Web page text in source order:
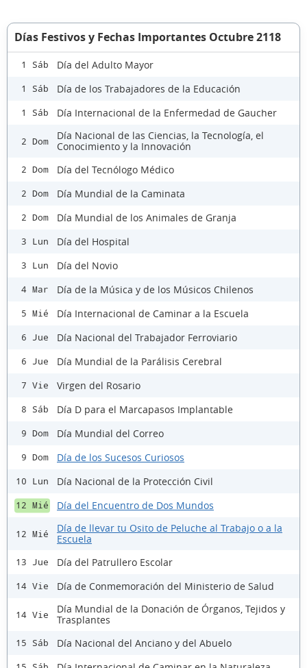
Días Festivos y Fechas Importantes Octubre 2118
1 Sáb Día del Adulto Mayor
1 Sáb Día de los Trabajadores de la Educación
1 Sáb Día Internacional de la Enfermedad de Gaucher
2 Dom
Día Nacional de las Ciencias, la Tecnología, el
Conocimiento y la Innovación
2 Dom Día del Tecnólogo Médico
2 Dom Día Mundial de la Caminata
2 Dom Día Mundial de los Animales de Granja
3 Lun Día del Hospital
3 Lun Día del Novio
4 Mar Día de la Música y de los Músicos Chilenos
5 Mié Día Internacional de Caminar a la Escuela
6 Jue Día Nacional del Trabajador Ferroviario
6 Jue Día Mundial de la Parálisis Cerebral
7 Vie Virgen del Rosario
8 Sáb Día D para el Marcapasos Implantable
9 Dom Día Mundial del Correo
9 Dom Día de los Sucesos Curiosos
10 Lun Día Nacional de la Protección Civil
12 Mié Día del Encuentro de Dos Mundos
12 Mié
Día de llevar tu Osito de Peluche al Trabajo o a la
Escuela
13 Jue Día del Patrullero Escolar
14 Vie Día de Conmemoración del Ministerio de Salud
14 Vie
Día Mundial de la Donación de Órganos, Tejidos y
Trasplantes
15 Sáb Día Nacional del Anciano y del Abuelo